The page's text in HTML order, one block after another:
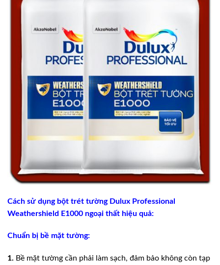
Cách sử dụng bột trét tường Dulux Professional
Weathershield E1000 ngoại thất hiệu quả:
Chuẩn bị bề mặt tường:
1. Bề mặt tường cần phải làm sạch, đảm bảo không còn tạp